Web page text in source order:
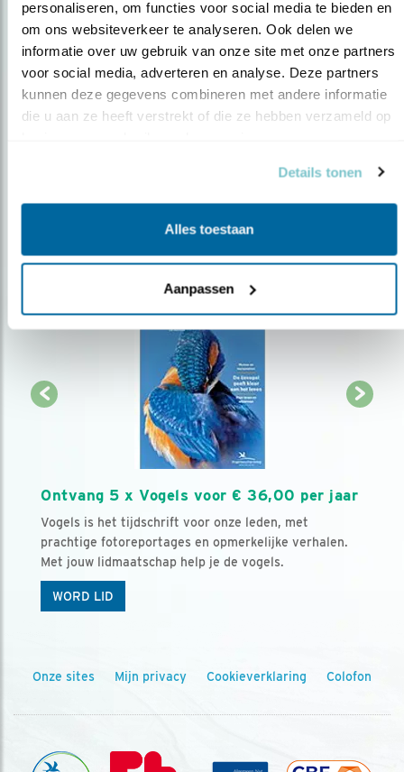
personaliseren, om functies voor social media te bieden en
om ons websiteverkeer te analyseren. Ook delen we
informatie over uw gebruik van onze site met onze partners
voor social media, adverteren en analyse. Deze partners
kunnen deze gegevens combineren met andere informatie
die u aan ze heeft verstrekt of die ze hebben verzameld op
Details tonen
Alles toestaan
Aanpassen
Op de hoogte blijven?
Meld je aan en ontvang nieuws, inspiratie, acties en tips
over vogels en activiteiten van Vogelbescherming.
Ontvang 5 x Vogels voor € 36,00 per jaar
Vogels is het tijdschrift voor onze leden, met
prachtige fotoreportages en opmerkelijke verhalen.
Met jouw lidmaatschap help je de vogels.
WORD LID
Onze sites Mijn privacy Cookieverklaring Colofon